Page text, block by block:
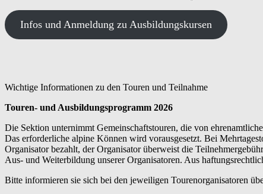
Infos und Anmeldung zu Ausbildungskursen
Wichtige Informationen zu den Touren und Teilnahme
Touren- und Ausbildungsprogramm 2026
Die Sektion unternimmt Gemeinschaftstouren, die von
Das erforderliche alpine Können wird vorausgesetzt. Bei
Organisator bezahlt, der Organisator überweist die
Aus- und Weiterbildung unserer Organisatoren. Aus
Bitte informieren sie sich bei den jeweiligen Tourenorganisatoren